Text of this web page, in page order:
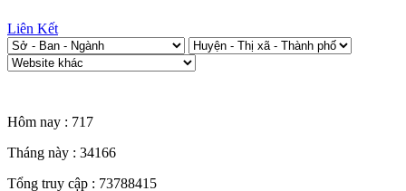
Liên Kết
Hôm nay : 717
Tháng này : 34166
Tổng truy cập : 73788415